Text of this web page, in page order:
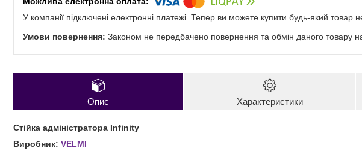
У компанії підключені електронні платежі. Тепер ви можете купити будь-який товар
Законом не передбачено повернення та обмін даного товару
Опис Характеристики
Стійка адміністратора Infinity
Виробник: VELMI